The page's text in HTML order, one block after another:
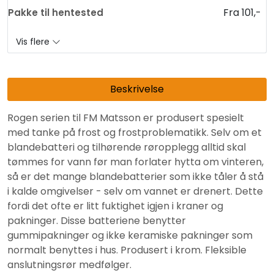
Pakke til hentested Fra 101,-
Vis flere
Beskrivelse
Rogen serien til FM Matsson er produsert spesielt
med tanke på frost og frostproblematikk. Selv om et
blandebatteri og tilhørende røropplegg alltid skal
tømmes for vann før man forlater hytta om vinteren,
så er det mange blandebatterier som ikke tåler å stå
i kalde omgivelser - selv om vannet er drenert. Dette
fordi det ofte er litt fuktighet igjen i kraner og
pakninger. Disse batteriene benytter
gummipakninger og ikke keramiske pakninger som
normalt benyttes i hus. Produsert i krom. Fleksible
anslutningsrør medfølger.